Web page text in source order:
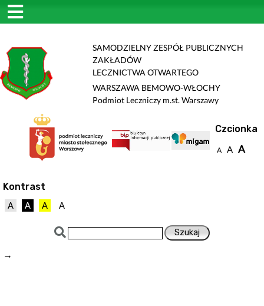
SAMODZIELNY ZESPÓŁ PUBLICZNYCH
ZAKŁADÓW
LECZNICTWA OTWARTEGO
WARSZAWA BEMOWO-WŁOCHY
Podmiot Leczniczy m.st. Warszawy
Czcionka
A A A
Kontrast
A A A A
→